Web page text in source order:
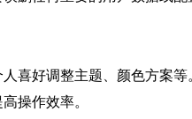
喜好调整主题、颜色方案等
操作效率。